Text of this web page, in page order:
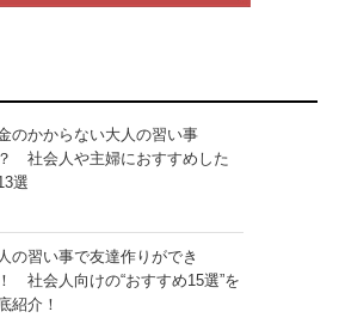
のかからない大人の習い事
社会人や主婦におすすめした
選
の習い事で友達作りができ
社会人向けの“おすすめ15選”を
紹介！